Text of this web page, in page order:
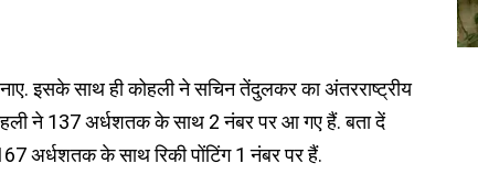
इसके साथ ही कोहली ने सचिन तेंदुलकर का अंतरराष्‍ट्रीय
ने 137 अर्धशतक के साथ 2 नंबर पर आ गए हैं. बता दें
अर्धशतक के साथ रिकी पोंटिंग 1 नंबर पर हैं.